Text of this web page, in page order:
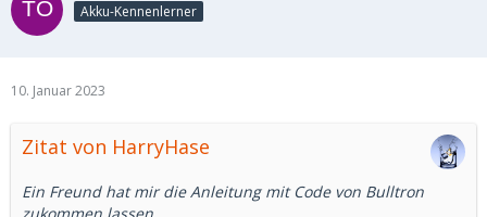
Akku-Kennenlerner
10. Januar 2023
Zitat von HarryHase
Ein Freund hat mir die Anleitung mit Code von Bulltron
zukommen lassen